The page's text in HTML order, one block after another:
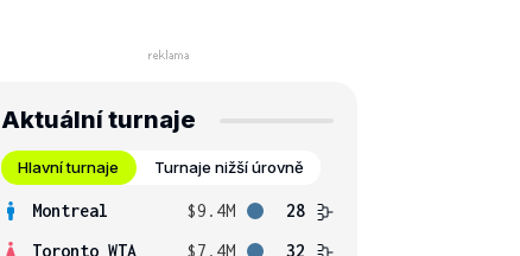
Aktuální turnaje
Hlavní turnaje Turnaje nižší úrovně
Montreal $9.4M
28
Toronto WTA
$7.4M 32